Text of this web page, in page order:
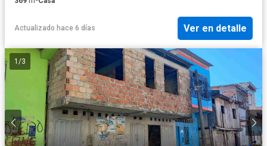
Actualizado hace 6 días Ver en detalle
1 /3